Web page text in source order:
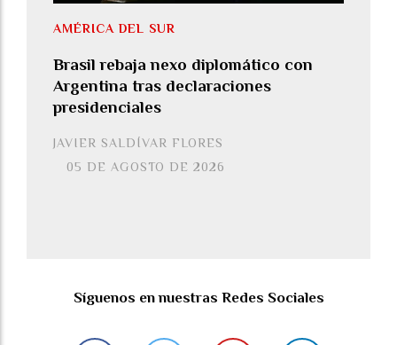
Brasil rebaja nexo diplomático con
Argentina tras declaraciones
presidenciales
JAVIER SALDÍVAR FLORES
AMÉRICA DEL SUR
05 DE AGOSTO DE 2026
Síguenos en nuestras Redes Sociales